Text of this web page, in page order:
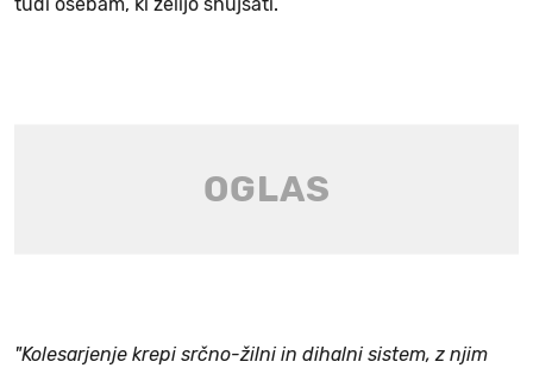
"Kolesarjenje krepi srčno-žilni in dihalni sistem, z njim